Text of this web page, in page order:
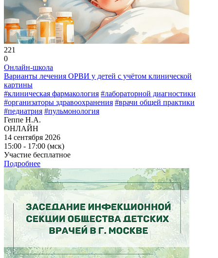
221
0
Онлайн-школа
Варианты лечения ОРВИ у детей с учётом клинической
картины
#клиническая фармакология #лабораторной диагностики
#организаторы здравоохранения #врачи общей практики
#педиатрия #пульмонология
Геппе Н.А.
ОНЛАЙН
14 сентября 2026
15:00 - 17:00 (мск)
Участие бесплатное
Подробнее